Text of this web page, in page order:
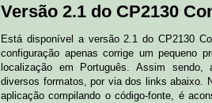
Versão 2.1 do CP2130
Está disponível a versão 2.1 do CP2130
configuração apenas corrige um pequeno
localização em Português. Assim
diversos formatos, por via dos links abaixo.
aplicação compilando o código-fonte, é